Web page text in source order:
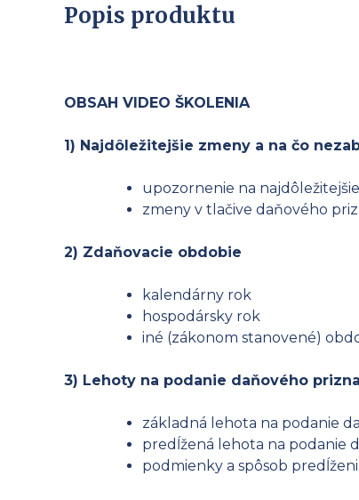
Popis produktu
OBSAH VIDEO ŠKOLENIA
1) Najdôležitejšie zmeny a na čo
upozornenie na
zmeny v tlačive daňového
2) Zdaňovacie obdobie
kalendárny rok
hospodársky rok
iné (zákonom stanovené)
3) Lehoty na podanie daňového
základná lehota na podanie
predĺžená lehota na podanie
podmienky a spôsob